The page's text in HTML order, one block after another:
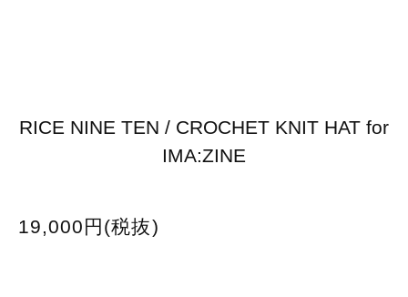
RICE NINE TEN / CROCHET KNIT HAT for
IMA:ZINE
19,000円(税抜)